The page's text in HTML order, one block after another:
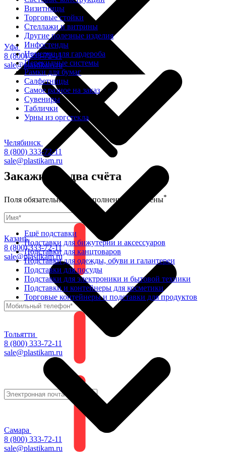
Закажите в два счёта
Поля обязательные для заполнения, отмечены*
Уфа
8 (800) 333-72-11
sale@plastikam.ru
Челябинск
8 (800) 333-72-11
sale@plastikam.ru
Казань
8 (800) 333-72-11
sale@plastikam.ru
Тольятти
8 (800) 333-72-11
sale@plastikam.ru
Самара
8 (800) 333-72-11
sale@plastikam.ru
Визитницы
Торговые стойки
Cтеллажи и витрины
Другие полезные изделия
Инфостенды
Номерки для гардероба
Перекидные системы
Рамки для бумаг
Салфетницы
Самое разное на заказ
Сувениры
Таблички
Урны из оргстекла
Ещё подставки
Подставки для бижутерии и аксессуаров
Подставки для канцтоваров
Подставки для одежды, обуви и галантереи
Подставки для посуды
Подставки для электроники и бытовой техники
Подставки и контейнеры для косметики
Торговые контейнеры и подставки для продуктов